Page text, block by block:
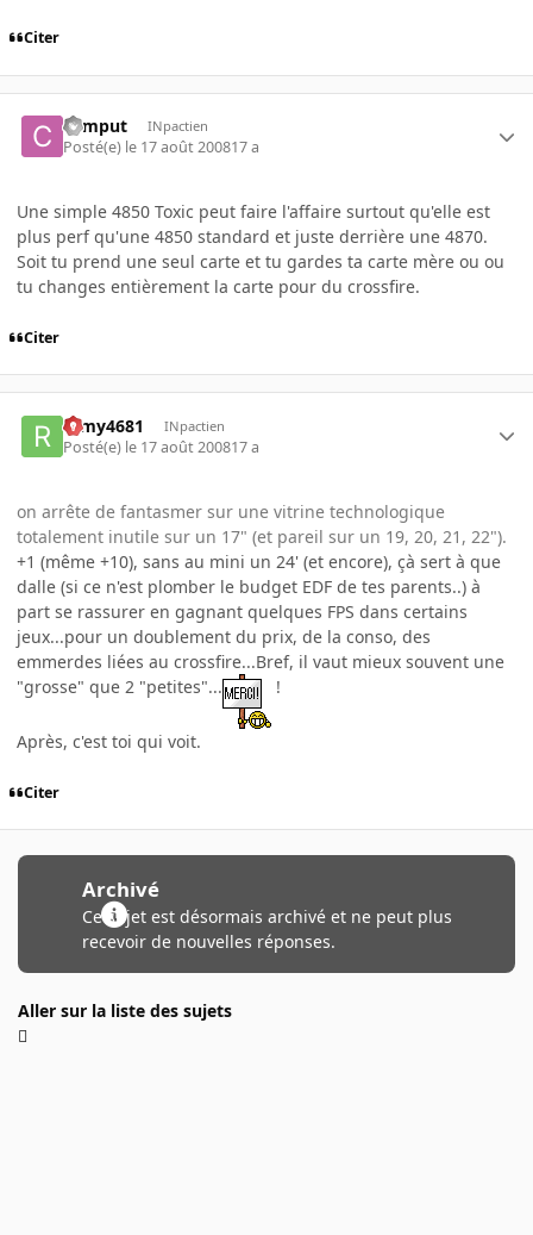
Citer
comput INpactien
Posté(e) le 17 août 200817 a
Une simple 4850 Toxic peut faire l'affaire surtout qu'elle est
plus perf qu'une 4850 standard et juste derrière une 4870.
Soit tu prend une seul carte et tu gardes ta carte mère ou ou
tu changes entièrement la carte pour du crossfire.
Citer
remy4681 INpactien
Posté(e) le 17 août 200817 a
on arrête de fantasmer sur une vitrine technologique
totalement inutile sur un 17" (et pareil sur un 19, 20, 21, 22").
+1 (même +10), sans au mini un 24' (et encore), çà sert à que
dalle (si ce n'est plomber le budget EDF de tes parents..) à
part se rassurer en gagnant quelques FPS dans certains
jeux...pour un doublement du prix, de la conso, des
emmerdes liées au crossfire...Bref, il vaut mieux souvent une
"grosse" que 2 "petites"...
!
Après, c'est toi qui voit.
Citer
Archivé
Ce sujet est désormais archivé et ne peut plus
recevoir de nouvelles réponses.
Aller sur la liste des sujets